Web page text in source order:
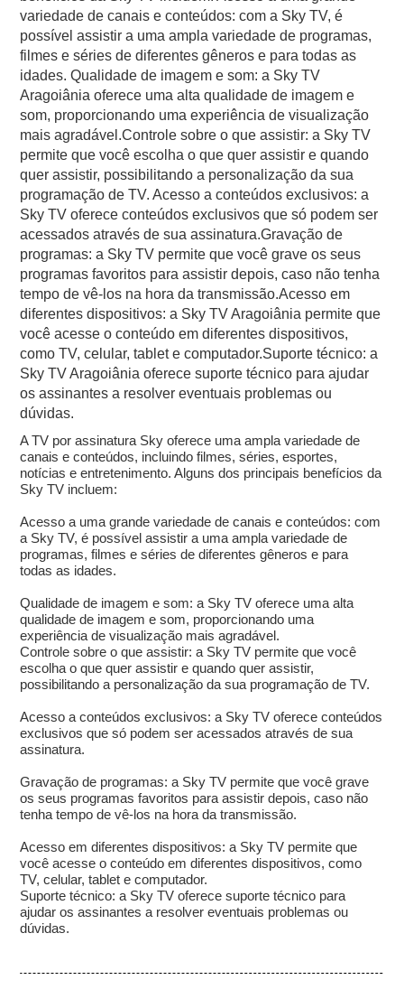
variedade de canais e conteúdos: com a Sky TV, é
possível assistir a uma ampla variedade de programas,
filmes e séries de diferentes gêneros e para todas as
idades. Qualidade de imagem e som: a Sky TV
Aragoiânia oferece uma alta qualidade de imagem e
som, proporcionando uma experiência de visualização
mais agradável.Controle sobre o que assistir: a Sky TV
permite que você escolha o que quer assistir e quando
quer assistir, possibilitando a personalização da sua
programação de TV. Acesso a conteúdos exclusivos: a
Sky TV oferece conteúdos exclusivos que só podem ser
acessados através de sua assinatura.Gravação de
programas: a Sky TV permite que você grave os seus
programas favoritos para assistir depois, caso não tenha
tempo de vê-los na hora da transmissão.Acesso em
diferentes dispositivos: a Sky TV Aragoiânia permite que
você acesse o conteúdo em diferentes dispositivos,
como TV, celular, tablet e computador.Suporte técnico: a
Sky TV Aragoiânia oferece suporte técnico para ajudar
os assinantes a resolver eventuais problemas ou
dúvidas.
A TV por assinatura Sky oferece uma ampla variedade de
canais e conteúdos, incluindo filmes, séries, esportes,
notícias e entretenimento. Alguns dos principais benefícios da
Sky TV incluem:
Acesso a uma grande variedade de canais e conteúdos: com
a Sky TV, é possível assistir a uma ampla variedade de
programas, filmes e séries de diferentes gêneros e para
todas as idades.
Qualidade de imagem e som: a Sky TV oferece uma alta
qualidade de imagem e som, proporcionando uma
experiência de visualização mais agradável.
Controle sobre o que assistir: a Sky TV permite que você
escolha o que quer assistir e quando quer assistir,
possibilitando a personalização da sua programação de TV.
Acesso a conteúdos exclusivos: a Sky TV oferece conteúdos
exclusivos que só podem ser acessados através de sua
assinatura.
Gravação de programas: a Sky TV permite que você grave
os seus programas favoritos para assistir depois, caso não
tenha tempo de vê-los na hora da transmissão.
Acesso em diferentes dispositivos: a Sky TV permite que
você acesse o conteúdo em diferentes dispositivos, como
TV, celular, tablet e computador.
Suporte técnico: a Sky TV oferece suporte técnico para
ajudar os assinantes a resolver eventuais problemas ou
dúvidas.